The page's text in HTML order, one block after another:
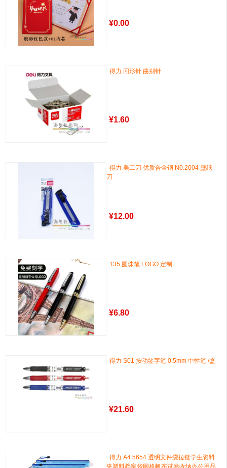
¥0.00
得力 回形针 曲别针
¥1.60
得力 美工刀 优质合金钢 N0.2004 壁纸
刀
¥12.00
135 圆珠笔 LOGO 定制
¥6.80
得力 S01 按动签字笔 0.5mm 中性笔 /盒
¥21.60
得力 A4 5654 透明文件袋拉链学生资料
夹塑料档案袋网格帆布试卷收纳办公用品